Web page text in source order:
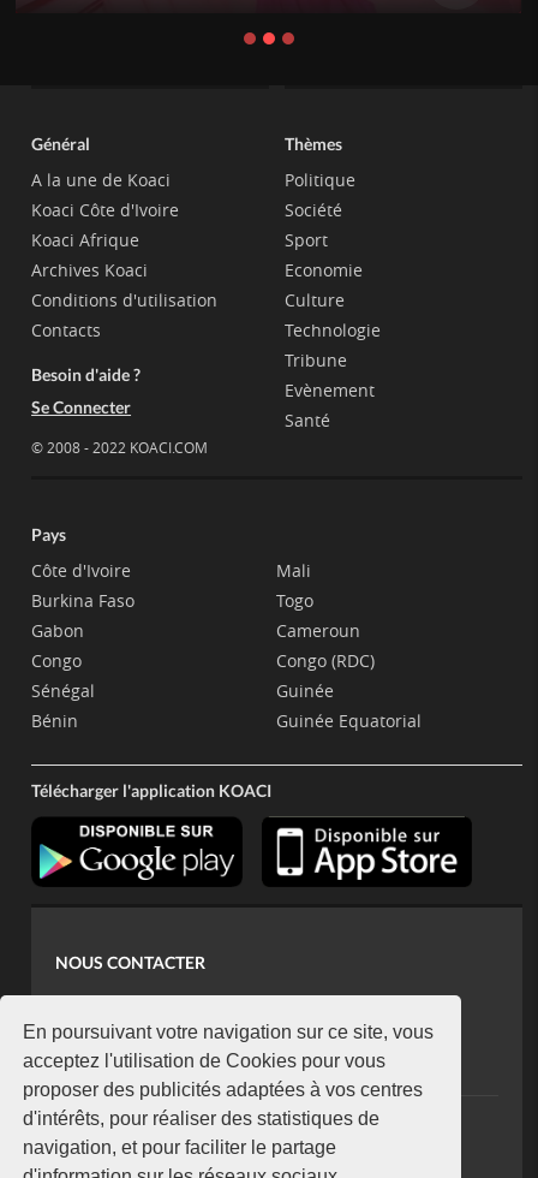
En poursuivant votre navigation sur ce site, vous
acceptez l'utilisation de Cookies pour vous
proposer des publicités adaptées à vos centres
d'intérêts, pour réaliser des statistiques de
navigation, et pour faciliter le partage
Général
A la une de Koaci
Koaci Côte d'Ivoire
Koaci Afrique
Archives Koaci
Conditions d'utilisation
Contacts
Besoin d'aide ?
Se Connecter
© 2008 - 2022 KOACI.COM
Thèmes
Politique
Société
Sport
Economie
Culture
Technologie
Tribune
Evènement
Santé
Pays
Côte d'Ivoire
Burkina Faso
Gabon
Congo
Sénégal
Bénin
Mali
Togo
Cameroun
Congo (RDC)
Guinée
Guinée Equatorial
Télécharger l'application KOACI
NOUS CONTACTER
koaci@yahoo.fr
+225 07 08 85 52 93
NEWSLETTER
Restez connecté via notre newsletter